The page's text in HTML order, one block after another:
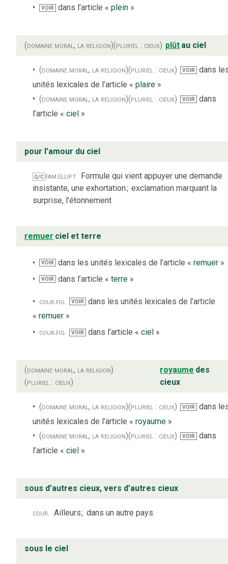
VOIR dans l’article «plein »
(domaine moral, la religion)(pluriel : cieux) plût au ciel
(domaine moral, la religion)(pluriel : cieux) VOIR
dans
unités lexicales de l’article « plaire »
(domaine moral, la religion)(pluriel : cieux) VOIR dans
l’article « ciel »
pour l’amour du ciel
Q/C fam. ellipt Formule qui vient appuyer une demande
insistante, une exhortation; exclamation marquant la
surprise, l’étonnement
remuer ciel et terre
VOIR dans les unités lexicales de l’article «remuer »
VOIR dans l’article «terre »
cour. fig. VOIR
dans les unités lexicales de l’article
« remuer »
cour.fig. VOIR dans l’article « ciel »
(domaine moral, la religion)
(pluriel : cieux)
royaume des
cieux
(domaine moral, la religion)(pluriel : cieux) VOIR
dans
unités lexicales de l’article « royaume »
(domaine moral, la religion)(pluriel : cieux) VOIR
dans
l’article « ciel »
sous d’autres cieux, vers d’autres cieux
cour. Ailleurs; dans un autre pays.
sous le ciel